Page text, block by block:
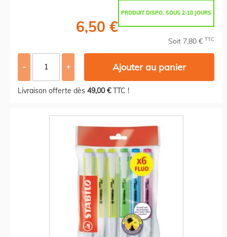
PRODUIT DISPO. SOUS 2-10 JOURS
6,50 €
Soit 7,80 € TTC
- + Ajouter au panier
Livraison offerte dès 49,00 €TTC !